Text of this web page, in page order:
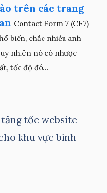
trên các trang
Contact Form 7 (CF7)
biến, chắc nhiều anh
nhiên nó có nhược
tốc độ đó...
tốc website
khu vực bình